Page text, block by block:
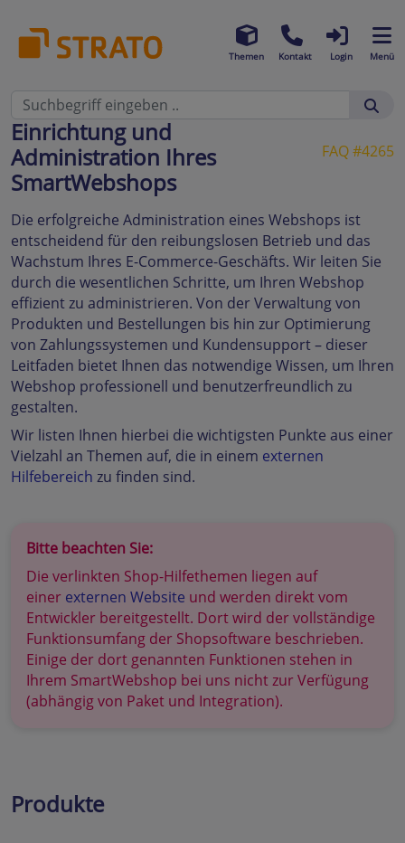
Themen Kontakt Login Menü
FAQ #4265
Einrichtung und
Administration Ihres
SmartWebshops
Die erfolgreiche Administration eines Webshops ist
entscheidend für den reibungslosen Betrieb und das
Wachstum Ihres E-Commerce-Geschäfts. Wir leiten Sie
durch die wesentlichen Schritte, um Ihren Webshop
effizient zu administrieren. Von der Verwaltung von
Produkten und Bestellungen bis hin zur Optimierung
von Zahlungssystemen und Kundensupport – dieser
Leitfaden bietet Ihnen das notwendige Wissen, um Ihren
Webshop professionell und benutzerfreundlich zu
gestalten.
Wir listen Ihnen hierbei die wichtigsten Punkte aus einer
Vielzahl an Themen auf, die in einem externen
Hilfebereich zu finden sind.
Bitte beachten Sie:
Die verlinkten Shop-Hilfethemen liegen auf
einer externen Website und werden direkt vom
Entwickler bereitgestellt. Dort wird der vollständige
Funktionsumfang der Shopsoftware beschrieben.
Einige der dort genannten Funktionen stehen in
Ihrem SmartWebshop bei uns nicht zur Verfügung
(abhängig von Paket und Integration).
Produkte